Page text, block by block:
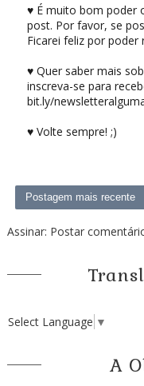
♥ É muito bom poder
post. Por favor, se
Ficarei feliz por poder
♥ Quer saber mais
inscreva-se para
bit.ly/
♥ Volte sempre! ;)
Postagem mais recente
Assinar: Postar
Select Language ▼
A